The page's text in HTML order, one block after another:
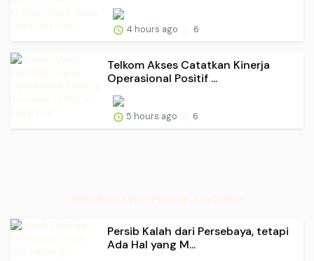
4 hours ago 6
Telkom Akses Catatkan Kinerja
Operasional Positif ...
5 hours ago 6
Persib Kalah dari Persebaya, tetapi
Ada Hal yang M...